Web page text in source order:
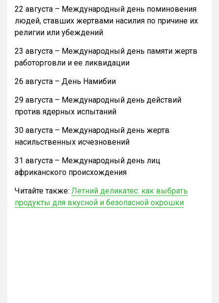
22 августа – Международный день поминовения
людей, ставших жертвами насилия по причине их
религии или убеждений
23 августа – Международный день памяти жертв
работорговли и ее ликвидации
26 августа – День Намибии
29 августа – Международный день действий
против ядерных испытаний
30 августа – Международный день жертв
насильственных исчезновений
31 августа – Международный день лиц
африканского происхождения
Читайте также: Летний деликатес: как выбрать
продукты для вкусной и безопасной окрошки